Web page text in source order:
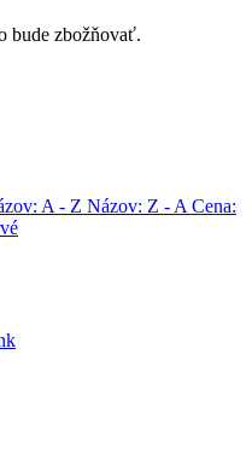
bude zbožňovať.
A - Z Názov: Z - A Cena: